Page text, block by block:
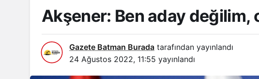
Akşener: Ben aday değilim,
Gazete Batman Burada tarafından yayınlandı
24 Ağustos 2022, 11:55 yayınlandı